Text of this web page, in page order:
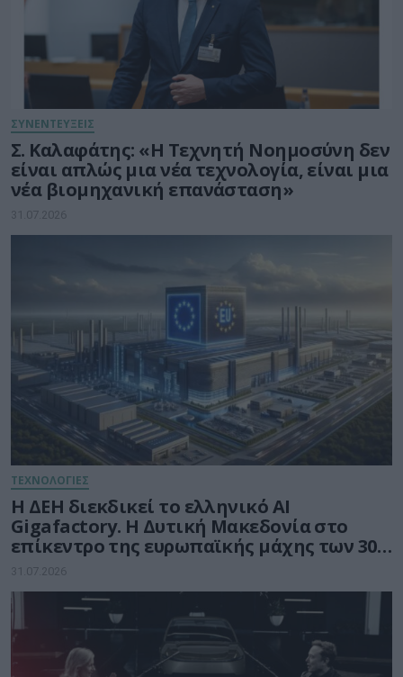
ΣΥΝΕΝΤΕΥΞΕΙΣ
Σ. Καλαφάτης: «Η Τεχνητή Νοημοσύνη δεν
είναι απλώς μια νέα τεχνολογία, είναι μια
νέα βιομηχανική επανάσταση»
31.07.2026
ΤΕΧΝΟΛΟΓΙΕΣ
Η ΔΕΗ διεκδικεί το ελληνικό AI
Gigafactory. Η Δυτική Μακεδονία στο
επίκεντρο της ευρωπαϊκής μάχης των 30
δισ. ευρώ για την Τεχνητή Νοημοσύνη
31.07.2026